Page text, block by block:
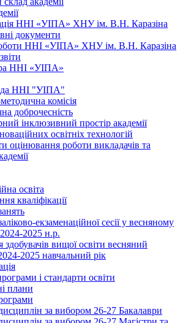
ННІ «УІПА» ХНУ ім. В.Н. Каразіна
документи
ННІ «УІПА» ХНУ ім. В.Н. Каразіна
ННІ «УІПА»
ННІ "УІПА"
комісія
доброчесність
інклюзивний простір академії
освітніх технологій
оцінювання роботи викладачів та
освіта
кваліфікації
екзаменаційної сесії у весняному
2024-2025 н.р.
здобувачів вищої освіти весняний
2025 навчальний рік
і стандарти освіти
плани
за вибором 26-27 Бакалаври